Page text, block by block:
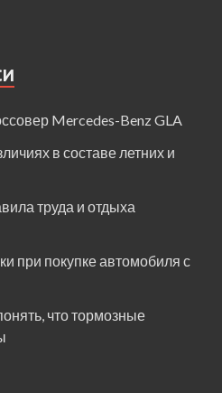
Mercedes-Benz GLA
в составе летних и
труда и отдыха
при покупке автомобиля с
что тормозные